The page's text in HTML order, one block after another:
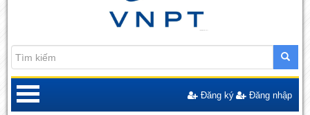
Đăng ký Đăng nhập